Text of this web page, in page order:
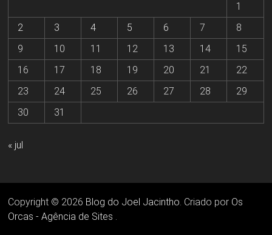
1
2
3 4 5 6 7
8
9
10 11 12 13 14
15
16
17 18 19 20 21
22
23
24 25 26 27 28
29
30
31
« jul
Copyright © 2026 Blog do Joel Jacintho. Criado por Os
Orcas - Agência de Sites .